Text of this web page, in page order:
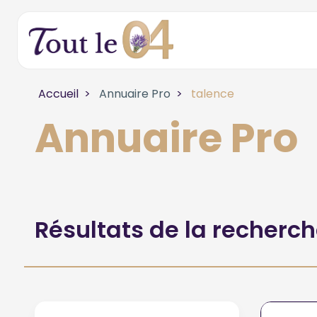
Accueil Annuaire Pro talence
Annuaire Pro
Résultats de la